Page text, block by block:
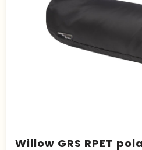
Willow GRS RPET